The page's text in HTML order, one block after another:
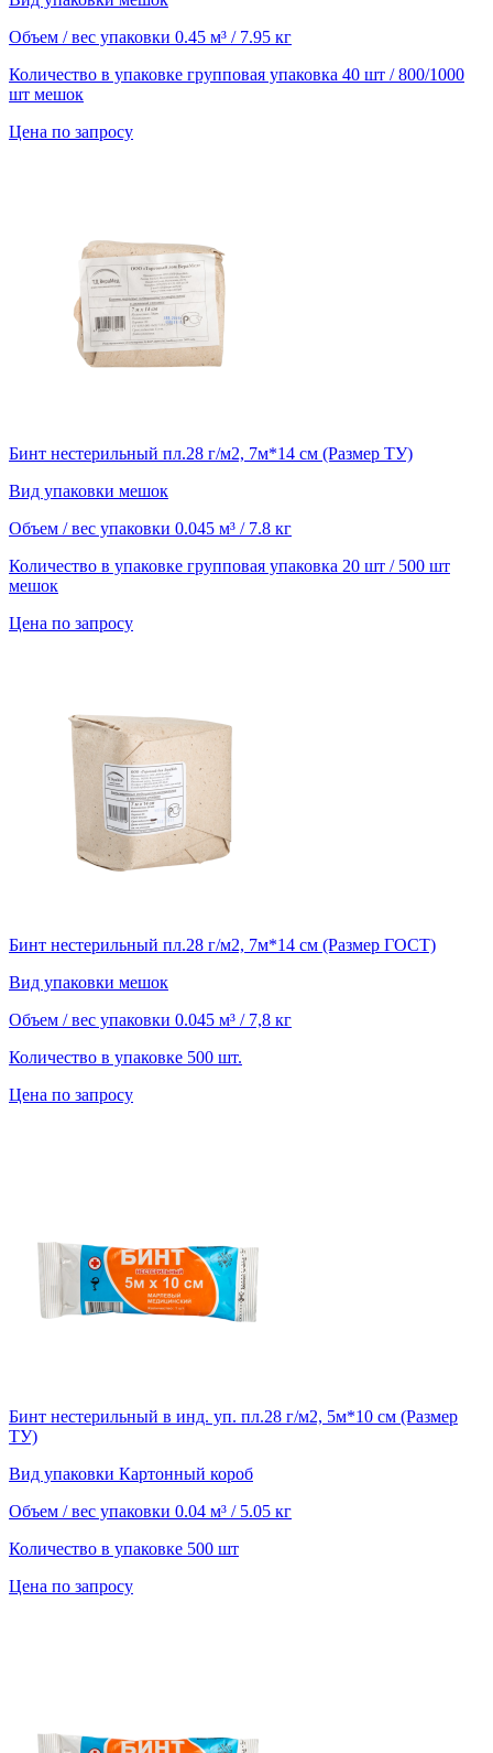
Объем / вес упаковки 0.45 м³ / 7.95 кг
Количество в упаковке групповая упаковка 40 шт / 800/1000
шт мешок
Цена по запросу
Бинт нестерильный пл.28 г/м2, 7м*14 см (Размер ТУ)
Вид упаковки мешок
Объем / вес упаковки 0.045 м³ / 7.8 кг
Количество в упаковке групповая упаковка 20 шт / 500 шт
мешок
Цена по запросу
Бинт нестерильный пл.28 г/м2, 7м*14 см (Размер ГОСТ)
Вид упаковки мешок
Объем / вес упаковки 0.045 м³ / 7,8 кг
Количество в упаковке 500 шт.
Цена по запросу
Бинт нестерильный в инд. уп. пл.28 г/м2, 5м*10 см (Размер
ТУ)
Вид упаковки Картонный короб
Объем / вес упаковки 0.04 м³ / 5.05 кг
Количество в упаковке 500 шт
Цена по запросу